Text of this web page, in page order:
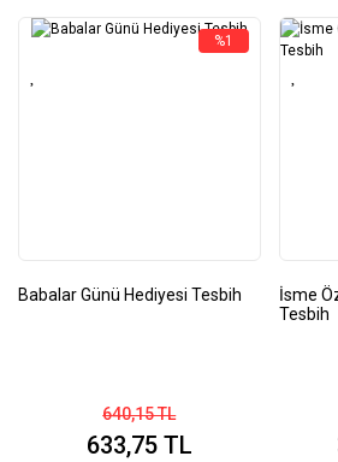
%1
Babalar Günü Hediyesi Tesbih
640,15 TL
633,75 TL
İsme
Tesbih